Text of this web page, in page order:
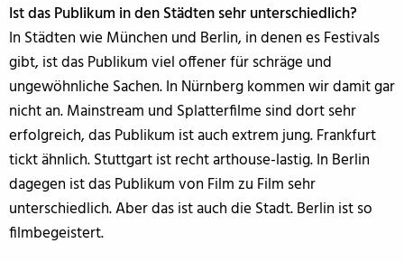
Ist das Publikum in den Städten sehr unterschiedlich?
In Städten wie München und Berlin, in denen es Festivals
gibt, ist das Publikum viel offener für schräge und
ungewöhnliche Sachen. In Nürnberg kommen wir damit gar
nicht an. Mainstream und Splatterfilme sind dort sehr
erfolgreich, das Publikum ist auch extrem jung. Frankfurt
tickt ähnlich. Stuttgart ist recht arthouse-lastig. In Berlin
dagegen ist das Publikum von Film zu Film sehr
unterschiedlich. Aber das ist auch die Stadt. Berlin ist so
filmbegeistert.